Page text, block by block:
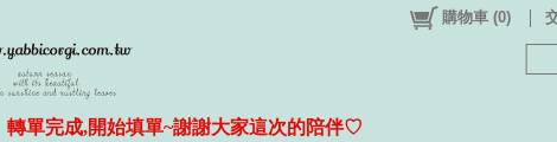
購物車 (0)
轉單完成,開始填單~謝謝大家這次的陪伴♡